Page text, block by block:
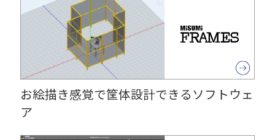
お絵描き感覚で筐体設計できるソフトウェ
ア